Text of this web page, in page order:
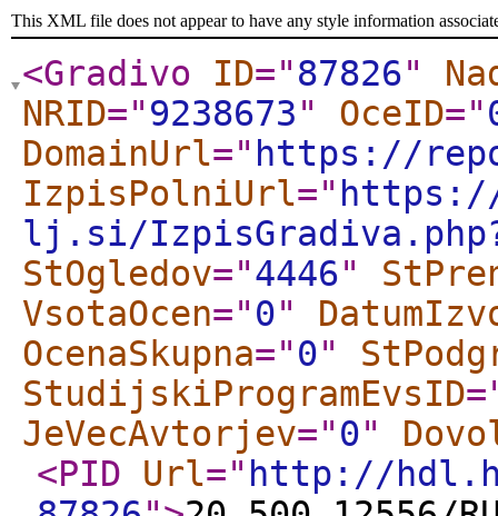
This XML file does not appear to have any style information
<Gradivo ID="87826"
NRID="9238673" OceID="
DomainUrl=" https://
IzpisPolniUrl="
lj.si/
StOgledov="4446"
VsotaOcen="0"
OcenaSkupna="0"
StudijskiProgramEvsID
JeVecAvtorjev="0"
<PID
Url=" http://